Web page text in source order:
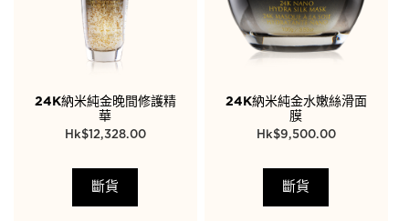
24K納米純金晚間修護精
華
$12,328.00
斷貨
24K納米純金水嫩絲滑面
膜
$9,500.00
斷貨